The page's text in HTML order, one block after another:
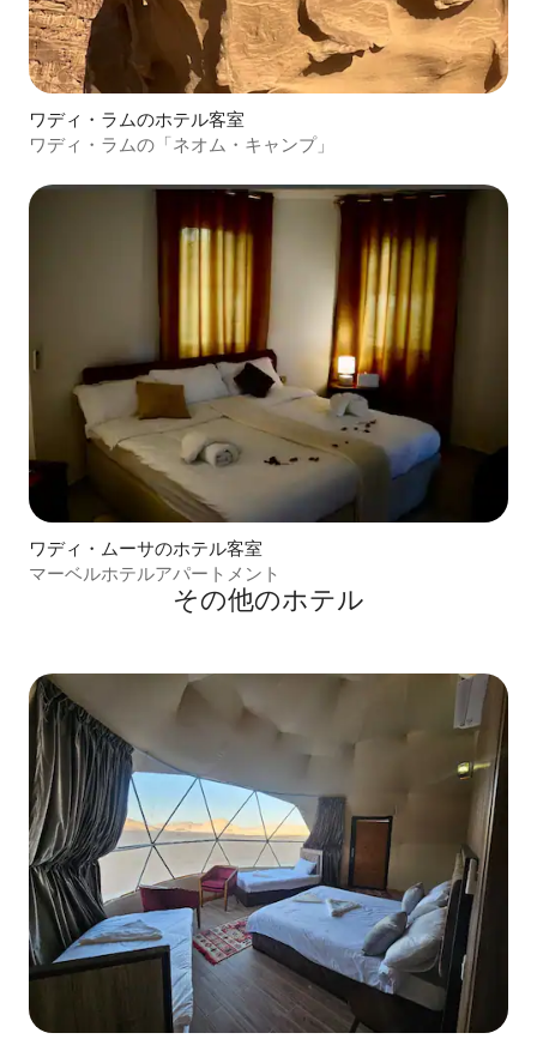
ワディ・ラムのホテル客室
ワディ・ラムの「ネオム・キャンプ」
ワディ・ムーサのホテル客室
マーベルホテルアパートメント
その他のホテル